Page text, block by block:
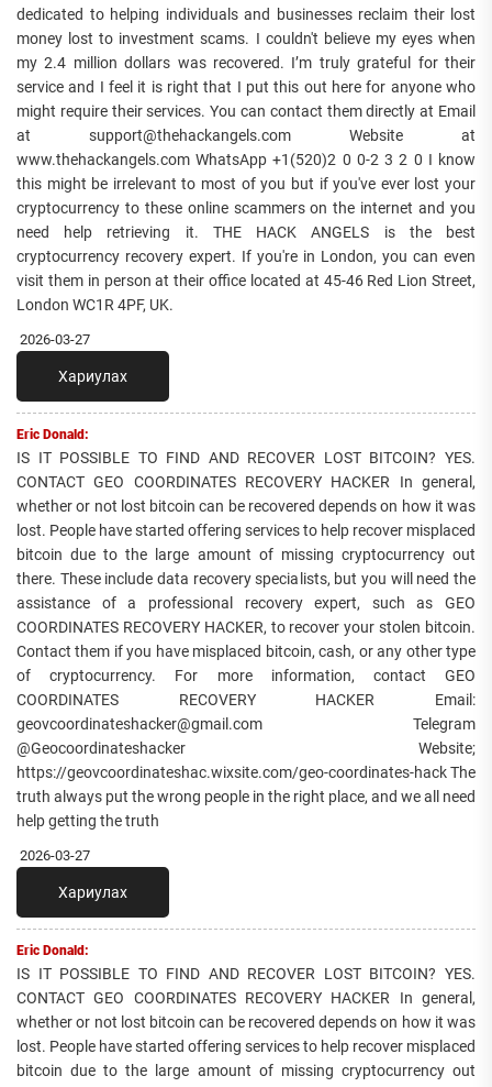
dedicated to helping individuals and businesses reclaim their lost
money lost to investment scams. I couldn't believe my eyes when
my 2.4 million dollars was recovered. I’m truly grateful for their
service and I feel it is right that I put this out here for anyone who
might require their services. You can contact them directly at Email
at support@thehackangels.com Website at
www.thehackangels.com WhatsApp +1(520)2 0 0-2 3 2 0 I know
this might be irrelevant to most of you but if you've ever lost your
cryptocurrency to these online scammers on the internet and you
need help retrieving it. THE HACK ANGELS is the best
cryptocurrency recovery expert. If you're in London, you can even
visit them in person at their office located at 45-46 Red Lion Street,
London WC1R 4PF, UK.
2026-03-27
Хариулах
Eric Donald:
IS IT POSSIBLE TO FIND AND RECOVER LOST BITCOIN? YES.
CONTACT GEO COORDINATES RECOVERY HACKER In general,
whether or not lost bitcoin can be recovered depends on how it was
lost. People have started offering services to help recover misplaced
bitcoin due to the large amount of missing cryptocurrency out
there. These include data recovery specialists, but you will need the
assistance of a professional recovery expert, such as GEO
COORDINATES RECOVERY HACKER, to recover your stolen bitcoin.
Contact them if you have misplaced bitcoin, cash, or any other type
of cryptocurrency. For more information, contact GEO
COORDINATES RECOVERY HACKER Email:
geovcoordinateshacker@gmail.com Telegram
@Geocoordinateshacker Website;
https://geovcoordinateshac.wixsite.com/geo-coordinates-hack The
truth always put the wrong people in the right place, and we all need
help getting the truth
2026-03-27
Хариулах
Eric Donald:
IS IT POSSIBLE TO FIND AND RECOVER LOST BITCOIN? YES.
CONTACT GEO COORDINATES RECOVERY HACKER In general,
whether or not lost bitcoin can be recovered depends on how it was
lost. People have started offering services to help recover misplaced
bitcoin due to the large amount of missing cryptocurrency out